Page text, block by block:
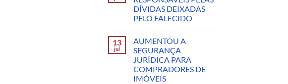
DÍVIDAS DEIXADAS
PELO FALECIDO
13
jul
AUMENTOU A
SEGURANÇA
JURÍDICA PARA
COMPRADORES DE
IMÓVEIS